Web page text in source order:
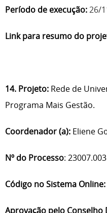
Período de execução:26/
Link para resumo do
14. Projeto: Rede de
Programa Mais Gestão.
Coordenador (a): Eliene
Nº do Processo:
Código no Sistema Online:
Aprovação pelo Conselho